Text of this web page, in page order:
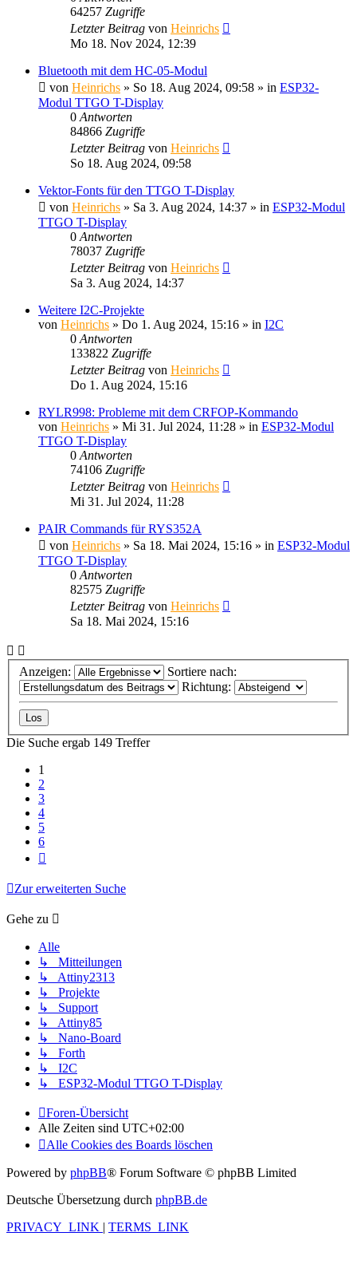
64257 Zugriffe
Letzter Beitrag von Heinrichs
Mo 18. Nov 2024, 12:39
Bluetooth mit dem HC-05-Modul
von Heinrichs » So 18. Aug 2024, 09:58 » in ESP32-
Modul TTGO T-Display
0 Antworten
84866 Zugriffe
Letzter Beitrag von Heinrichs
So 18. Aug 2024, 09:58
Vektor-Fonts für den TTGO T-Display
von Heinrichs » Sa 3. Aug 2024, 14:37 » in ESP32-Modul
TTGO T-Display
0 Antworten
78037 Zugriffe
Letzter Beitrag von Heinrichs
Sa 3. Aug 2024, 14:37
Weitere I2C-Projekte
von Heinrichs » Do 1. Aug 2024, 15:16 » in I2C
0 Antworten
133822 Zugriffe
Letzter Beitrag von Heinrichs
Do 1. Aug 2024, 15:16
RYLR998: Probleme mit dem CRFOP-Kommando
von Heinrichs » Mi 31. Jul 2024, 11:28 » in ESP32-Modul
TTGO T-Display
0 Antworten
74106 Zugriffe
Letzter Beitrag von Heinrichs
Mi 31. Jul 2024, 11:28
PAIR Commands für RYS352A
von Heinrichs » Sa 18. Mai 2024, 15:16 » in ESP32-Modul
TTGO T-Display
0 Antworten
82575 Zugriffe
Letzter Beitrag von Heinrichs
Sa 18. Mai 2024, 15:16
Anzeigen:
Sortiere nach:
Richtung:
Die Suche ergab 149 Treffer
1
2
3
4
5
6
Zur erweiterten Suche
Gehe zu
Alle
↳ Mitteilungen
↳ Attiny2313
↳ Projekte
↳ Support
↳ Attiny85
↳ Nano-Board
↳ Forth
↳ I2C
↳ ESP32-Modul TTGO T-Display
Foren-Übersicht
Alle Zeiten sind UTC+02:00
Alle Cookies des Boards löschen
Powered by phpBB® Forum Software © phpBB Limited
Deutsche Übersetzung durch phpBB.de
PRIVACY_LINK
TERMS_LINK